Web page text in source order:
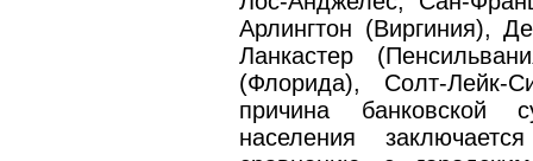
Арлингтон (Виргиния),
Ланкастер
(Флорида), Солт-
причина банковской
населения